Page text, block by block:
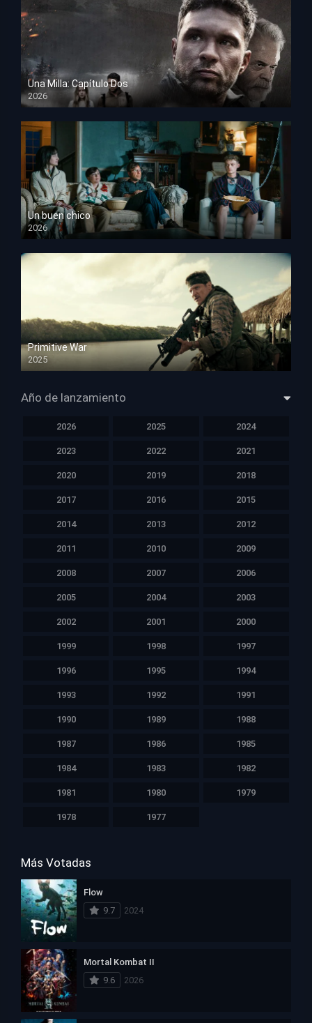
Una Milla: Capítulo Dos
2026
HD 1080p
Un buen chico
2026
HD 1080p
Primitive War
2025
HD 1080p
Año de lanzamiento
2026 2025 2024
2023 2022 2021
2020 2019 2018
2017 2016 2015
2014 2013 2012
2011 2010 2009
2008 2007 2006
2005 2004 2003
2002 2001 2000
1999 1998 1997
1996 1995 1994
1993 1992 1991
1990 1989 1988
1987 1986 1985
1984 1983 1982
1981 1980 1979
1978 1977
Más Votadas
Flow
9.7
2024
Mortal Kombat II
9.6
2026